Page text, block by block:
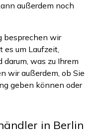
außerdem noch
besprechen wir
es um Laufzeit,
was zu Ihrem
wir außerdem, ob Sie
geben können oder
in Berlin